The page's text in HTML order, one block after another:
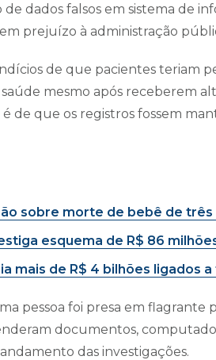
dados falsos em sistema de
prejuízo à administração
de que pacientes teriam
saúde mesmo após receberem
é de que os registros fossem
sobre morte de bebê de
esquema de R$ 86
mais de R$ 4 bilhões ligados
pessoa foi presa em flagrante
documentos,
das investigações.